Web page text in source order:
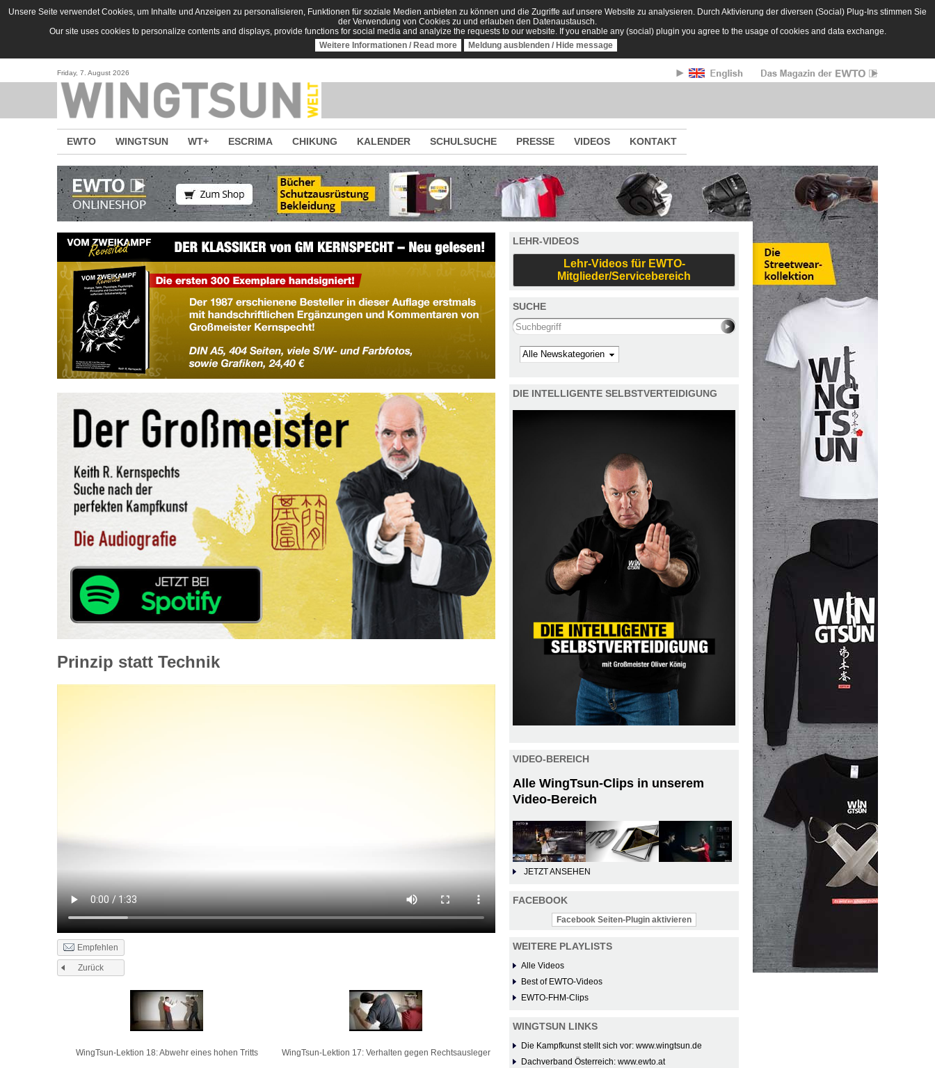
Direkt zum Inhalt
Unsere Seite verwendet Cookies, um Inhalte und Anzeigen zu personalisieren, Funktionen für soziale Medien anbieten zu können und die Zugriffe auf unsere Website zu analysieren. Durch Aktivierung der diversen (Social) Plug-Ins stimmen Sie
der Verwendung von Cookies zu und erlauben den Datenaustausch.
Our site uses cookies to personalize contents and displays, provide functions for social media and analyize the requests to our website. If you enable any (social) plugin you agree to the usage of cookies and data exchange.
Weitere Informationen / Read more
Meldung ausblenden / Hide message
Friday, 7. August 2026
EWTO WINGTSUN WT+ ESCRIMA CHIKUNG KALENDER SCHULSUCHE PRESSE VIDEOS KONTAKT
Prinzip statt Technik
Empfehlen
Zurück
WingTsun-Lektion 18: Abwehr eines hohen Tritts WingTsun-Lektion 17: Verhalten gegen Rechtsausleger
LEHR-VIDEOS
Lehr-Videos für EWTO-
Mitglieder/Servicebereich
SUCHE
Search this site
Kategorie
DIE INTELLIGENTE SELBSTVERTEIDIGUNG
VIDEO-BEREICH
Alle WingTsun-Clips in unserem
Video-Bereich
JETZT ANSEHEN
FACEBOOK
Facebook Seiten-Plugin aktivieren
WEITERE PLAYLISTS
Alle Videos
Best of EWTO-Videos
EWTO-FHM-Clips
WINGTSUN LINKS
Die Kampfkunst stellt sich vor: www.wingtsun.de
Dachverband Österreich: www.ewto.at